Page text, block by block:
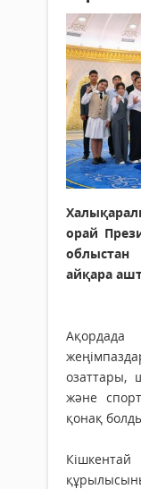
орай
облыстан
айқара
озаттары,
және
қонақ